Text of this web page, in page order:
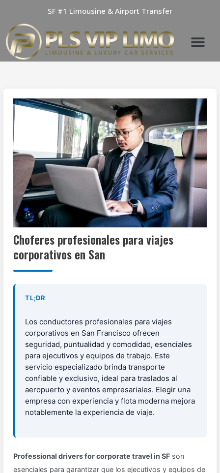
content
SF #1 Limousine & Airport Transfer
Choferes profesionales para viajes
corporativos en San
TL;DR
Los conductores profesionales para viajes
corporativos en San Francisco ofrecen
seguridad, puntualidad y comodidad, esenciales
para ejecutivos y equipos de trabajo. Este
servicio especializado brinda transporte
confiable y exclusivo, ideal para traslados al
aeropuerto y eventos empresariales. Elegir una
empresa con experiencia y flota moderna mejora
notablemente la experiencia de viaje.
Professional drivers for corporate travel in SF son
esenciales para garantizar que los ejecutivos y equipos de